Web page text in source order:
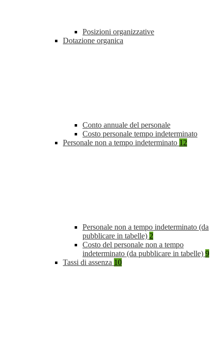
Posizioni organizzative
Dotazione organica
Conto annuale del personale
Costo personale tempo indeterminato
Personale non a tempo indeterminato 12
Personale non a tempo indeterminato (da
pubblicare in tabelle) 2
Costo del personale non a tempo
indeterminato (da pubblicare in tabelle) 9
Tassi di assenza 10